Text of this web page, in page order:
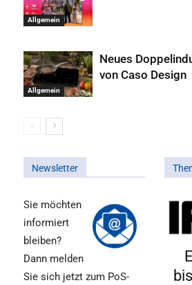
Allgemein
Allgemein
Neues
von Caso Design
Newsletter
Sie möchten
informiert
bleiben?
Dann melden
Sie sich jetzt zum PoS-